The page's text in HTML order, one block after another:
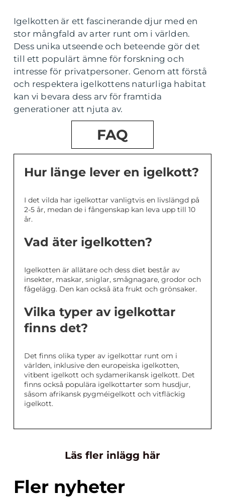
Igelkotten är ett fascinerande djur med en
stor mångfald av arter runt om i världen.
Dess unika utseende och beteende gör det
till ett populärt ämne för forskning och
intresse för privatpersoner. Genom att förstå
och respektera igelkottens naturliga habitat
kan vi bevara dess arv för framtida
generationer att njuta av.
FAQ
Hur länge lever en igelkott?
I det vilda har igelkottar vanligtvis en livslängd på
2-5 år, medan de i fångenskap kan leva upp till 10
år.
Vad äter igelkotten?
Igelkotten är allätare och dess diet består av
insekter, maskar, sniglar, smågnagare, grodor och
fågelägg. Den kan också äta frukt och grönsaker.
Vilka typer av igelkottar
finns det?
Det finns olika typer av igelkottar runt om i
världen, inklusive den europeiska igelkotten,
vitbent igelkott och sydamerikansk igelkott. Det
finns också populära igelkottarter som husdjur,
såsom afrikansk pygméigelkott och vitfläckig
igelkott.
Läs fler inlägg här
Fler nyheter